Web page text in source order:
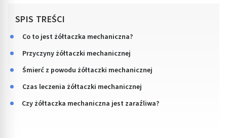
SPIS TREŚCI
Co to jest żółtaczka mechaniczna?
Przyczyny żółtaczki mechanicznej
Śmierć z powodu żółtaczki mechanicznej
Czas leczenia żółtaczki mechanicznej
Czy żółtaczka mechaniczna jest zaraźliwa?